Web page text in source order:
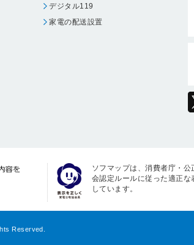
デジタル119
家電の配送設置
ソフマップは、消費者庁・公
会認定ルールに従った適正な
しています。
Reserved.